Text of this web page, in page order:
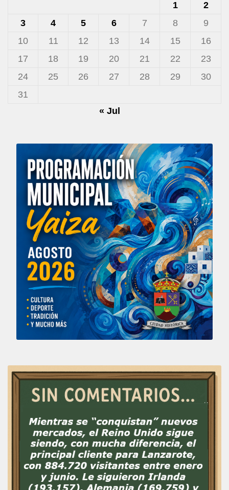
1
2
3
4 5 6 7 8
9
10
11 12 13 14 15
16
17
18 19 20 21 22
23
24
25 26 27 28 29
30
31
« Jul